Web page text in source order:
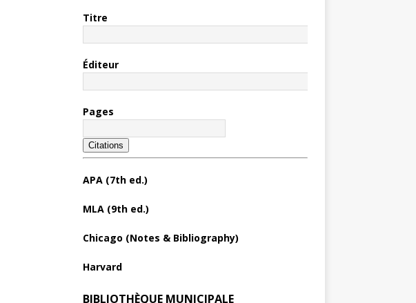
Titre
Éditeur
Pages
Citations
APA (7th ed.)
MLA (9th ed.)
Chicago (Notes & Bibliography)
Harvard
BIBLIOTHÈQUE MUNICIPALE